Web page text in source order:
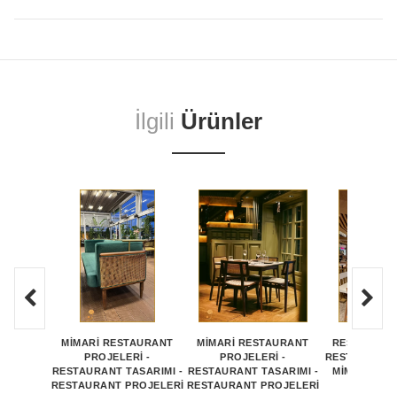
İlgili Ürünler
MİMARİ RESTAURANT
PROJELERİ -
RESTAURANT TASARIMI -
RESTAURANT PROJELERİ
MİMARİ RESTAURANT
PROJELERİ -
RESTAURANT TASARIMI -
RESTAURANT PROJELERİ
RESTORAN
RESTORAN
MİMARİ